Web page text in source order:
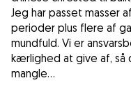
Jeg har passet masser
perioder plus flere af
mundfuld. Vi er
kærlighed at give af, så
mangle...